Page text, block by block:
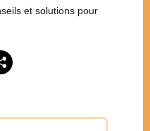
et solutions pour